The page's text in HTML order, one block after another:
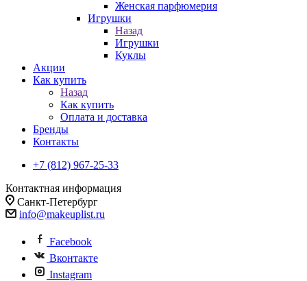
Женская парфюмерия
Игрушки
Назад
Игрушки
Куклы
Акции
Как купить
Назад
Как купить
Оплата и доставка
Бренды
Контакты
+7 (812) 967-25-33
Контактная информация
Санкт-Петербург
info@makeuplist.ru
Facebook
Вконтакте
Instagram